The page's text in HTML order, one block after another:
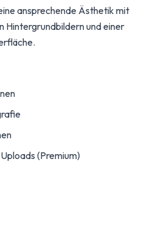
ansprechende Ästhetik mit
Hintergrundbildern und einer
(Premium)